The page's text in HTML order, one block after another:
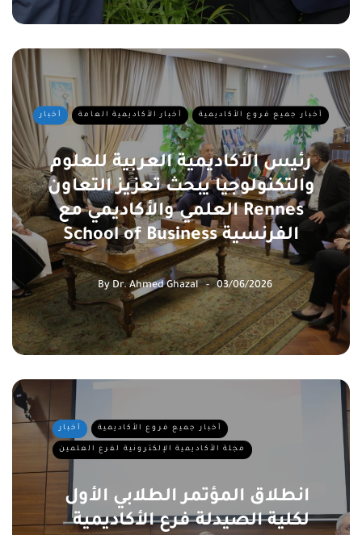
أخبار أخبار الأكاديمية العامة أخبار جميع فروع الأكاديمية
رئيس الأكاديمية العربية للعلوم
والتكنولوجيا يبحث تعزيز التعاون
العلمي والأكاديمي مع Rennes
School of Business الفرنسية
By Dr. Ahmed Ghazal 03/06/2026
أخبار أخبار جميع فروع الأكاديمية
مجلة الأكاديمية الإلكترونية لفرع العلمين
انطلاق المؤتمر الطلابي الأول
لكلية الصيدلة فرع الأكاديمية